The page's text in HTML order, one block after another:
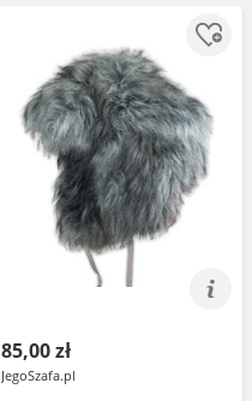
85,00 zł
JegoSzafa.pl